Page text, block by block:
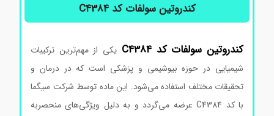
کندروتین سولفات کد C4384
کندروتین سولفات کد C4384یکی از مهم‌ترین ترکیبات
شیمیایی در حوزه بیوشیمی و پزشکی است که در درمان و
تحقیقات مختلف استفاده می‌شود. این ماده توسط شرکت سیگما
با کد C4384 عرضه می‌گردد و به دلیل ویژگی‌های منحصربه‌